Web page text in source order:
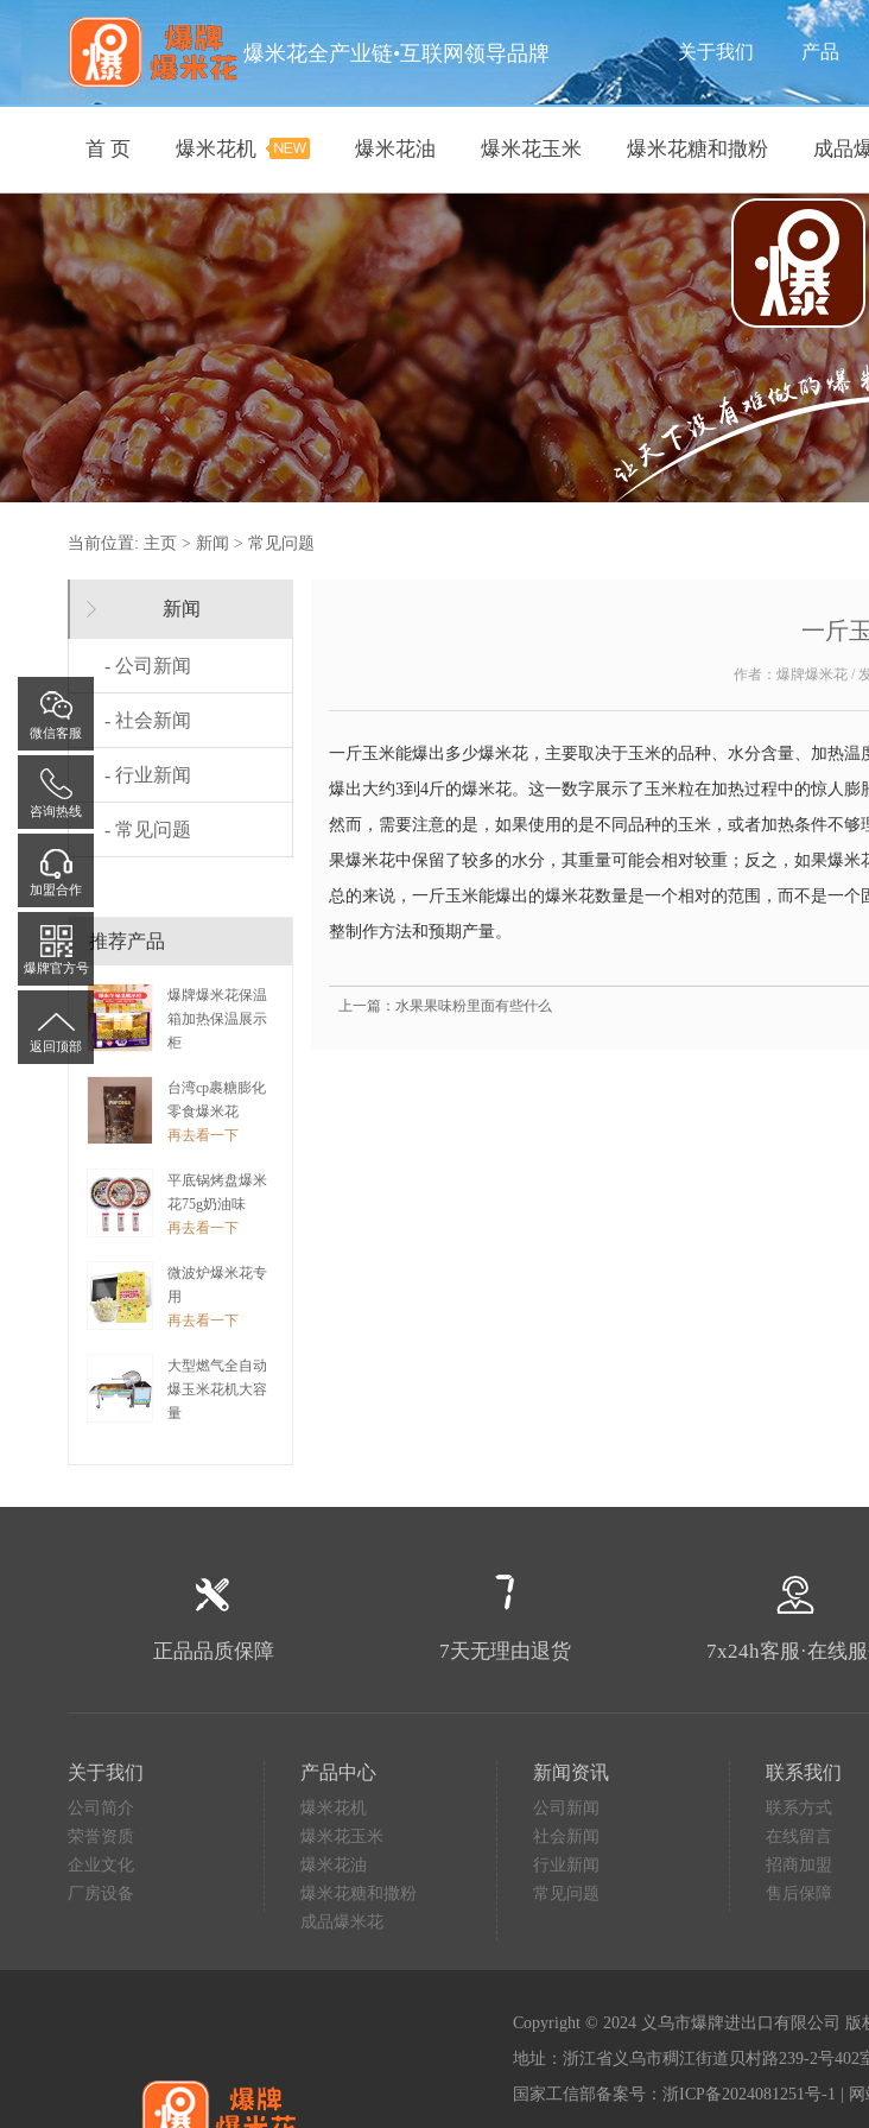
爆米花全产业链•互联网领导品牌 关于我们 产品
首 页 爆米花机 爆米花油 爆米花玉米 爆米花糖和撒粉 成品
当前位置: 主页 > 新闻 > 常见问题
新闻
- 公司新闻
- 社会新闻
- 行业新闻
- 常见问题
推荐产品
爆牌爆米花保温
箱加热保温展示
柜
台湾cp裹糖膨化
零食爆米花
再去看一下
平底锅烤盘爆米
花75g奶油味
再去看一下
微波炉爆米花专
用
再去看一下
大型燃气全自动
爆玉米花机大容
量
一斤
作者：爆牌爆米花 /
一斤玉米能爆出多少爆米花，主要取决于玉米的品种、水分含量、加热
爆出大约3到4斤的爆米花。这一数字展示了玉米粒在加热过程中的惊人膨
然而，需要注意的是，如果使用的是不同品种的玉米，或者加热条件不
果爆米花中保留了较多的水分，其重量可能会相对较重；反之，如果爆米
总的来说，一斤玉米能爆出的爆米花数量是一个相对的范围，而不是一
整制作方法和预期产量。
上一篇：水果果味粉里面有些什么
正品品质保障 7天无理由退货 7x24h客服·在线
关于我们
公司简介
荣誉资质
企业文化
厂房设备
产品中心
爆米花机
爆米花玉米
爆米花油
爆米花糖和撒粉
成品爆米花
新闻资讯
公司新闻
社会新闻
行业新闻
常见问题
联系我们
联系方式
在线留言
招商加盟
售后保障
Copyright © 2024 义乌市爆牌进出口有限公司 版
地址：浙江省义乌市稠江街道贝村路239-2号402
国家工信部备案号： 浙ICP备2024081251号-1
微信客服
咨询热线
加盟合作
爆牌官方号
返回顶部